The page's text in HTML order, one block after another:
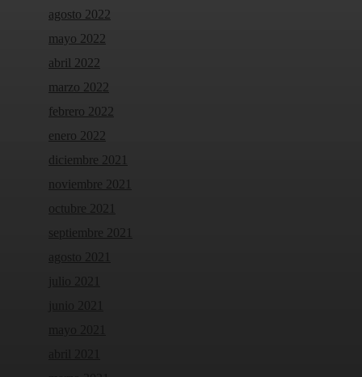
agosto 2022
mayo 2022
abril 2022
marzo 2022
febrero 2022
enero 2022
diciembre 2021
noviembre 2021
octubre 2021
septiembre 2021
agosto 2021